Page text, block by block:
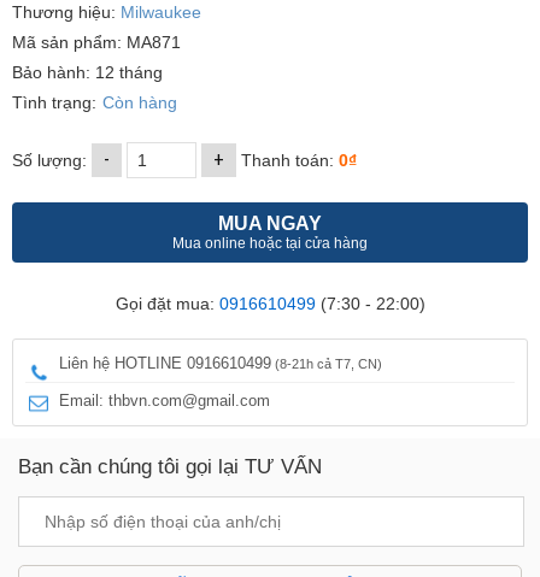
Thương hiệu: Milwaukee
Mã sản phẩm: MA871
Bảo hành: 12 tháng
Tình trạng: Còn hàng
Số lượng: - + Thanh toán: 0₫
MUA NGAY
Mua online hoặc tại cửa hàng
Gọi đặt mua: 0916610499(7:30 - 22:00)
Liên hệ HOTLINE 0916610499 (8-21h cả T7, CN)
Email: thbvn.com@gmail.com
Bạn cần chúng tôi gọi lại TƯ VẤN